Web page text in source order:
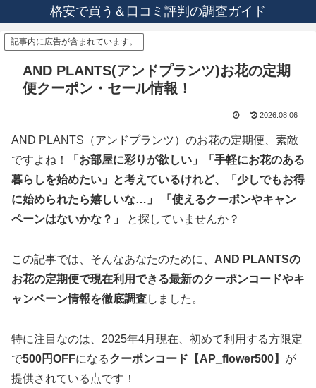
格安で買う＆口コミ評判の調査ガイド
記事内に広告が含まれています。
AND PLANTS(アンドプランツ)お花の定期
便クーポン・セール情報！
2026.08.06
AND PLANTS（アンドプランツ）のお花の定期便、素敵
ですよね！
「お部屋に彩りが欲しい」「手軽にお花のある
暮らしを始めたい」と考えているけれど、「少しでもお得
に始められたら嬉しいな…」 「使えるクーポンやキャン
ペーンはないかな？」
と探していませんか？
この記事では、そんなあなたのために、 AND PLANTSの
お花の定期便で現在利用できる最新のクーポンコードやキ
ャンペーン情報を徹底調査しました。
特に注目なのは、2025年4月現在、初めて利用する方限定
で500円OFFになるクーポンコード【AP_flower500】 が
提供されている点です！